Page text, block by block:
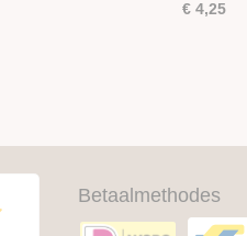
€ 4,25
Betaalmethodes